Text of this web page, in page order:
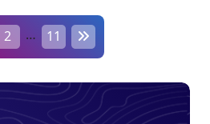
2 … 11